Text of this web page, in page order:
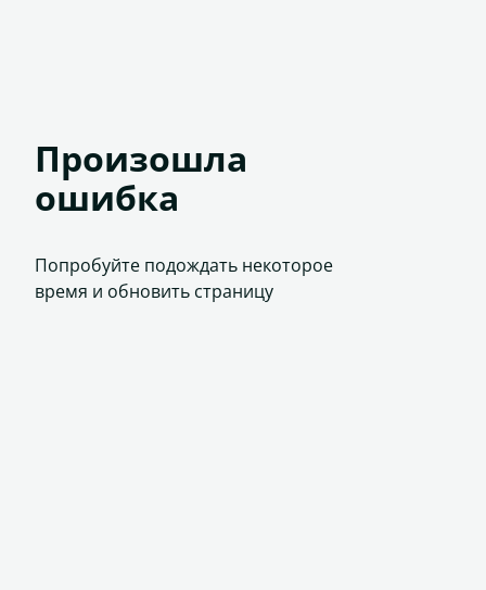
Произошла
ошибка
Попробуйте подождать некоторое
время и обновить страницу